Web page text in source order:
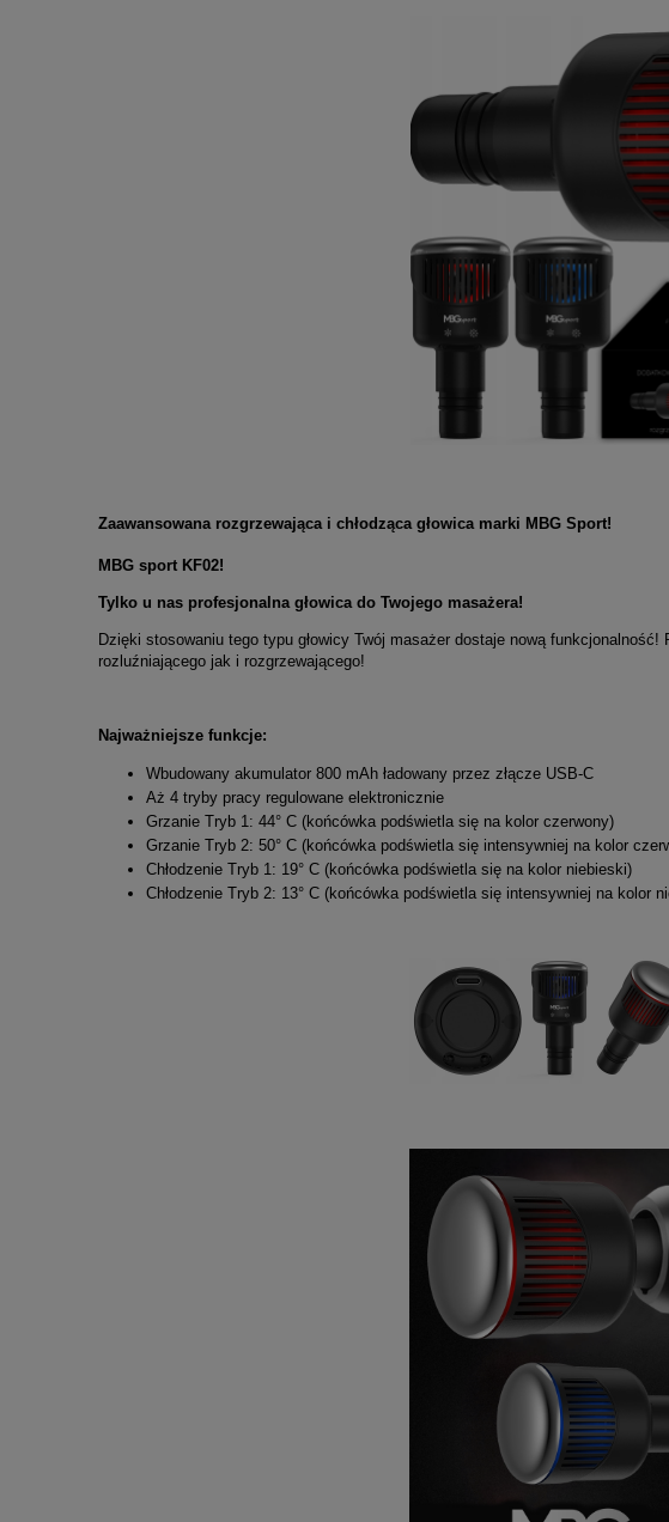
Zaawansowana rozgrzewająca i chłodząca głowica marki MBG Sport!
MBG sport KF02!
Tylko u nas profesjonalna głowica do Twojego masażera!
Dzięki stosowaniu tego typu głowicy Twój masażer dostaje nową
rozluźniającego jak i rozgrzewającego!
Najważniejsze funkcje:
Wbudowany akumulator 800 mAh ładowany przez złącze USB-C
Aż 4 tryby pracy regulowane elektronicznie
Grzanie Tryb 1: 44° C (końcówka podświetla się na kolor czerwony)
Grzanie Tryb 2: 50° C (końcówka podświetla się intensywniej na kolor
Chłodzenie Tryb 1: 19° C (końcówka podświetla się na kolor niebieski)
Chłodzenie Tryb 2: 13° C (końcówka podświetla się intensywniej na kolor